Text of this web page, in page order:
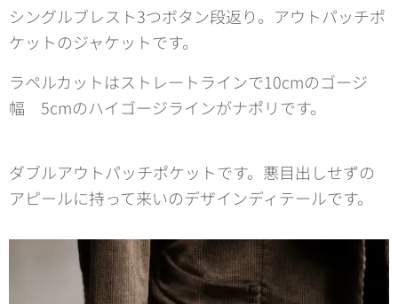
シングルブレスト3つボタン段返り。アウトパッチポ
ケットのジャケットです。
ラペルカットはストレートラインで10cmのゴージ
幅 5cmのハイゴージラインがナポリです。
ダブルアウトパッチポケットです。悪目出しせずの
アピールに持って来いのデザインディテールです。